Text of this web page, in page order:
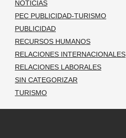
NOTICIAS
PEC PUBLICIDAD-TURISMO
PUBLICIDAD
RECURSOS HUMANOS
RELACIONES INTERNACIONALES
RELACIONES LABORALES
SIN CATEGORIZAR
TURISMO